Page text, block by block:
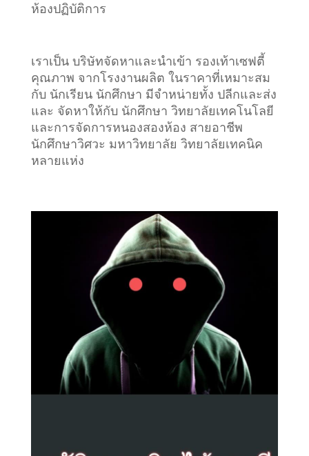
ห้องปฏิบัติการ
เราเป็น บริษัทจัดหาและนำเข้า รองเท้าเซฟตี้
คุณภาพ จากโรงงานผลิต ในราคาที่เหมาะสม
กับ นักเรียน นักศึกษา มีจำหน่ายทั้ง ปลีกและส่ง
และ จัดหาให้กับ นักศึกษา วิทยาลัยเทคโนโลยี
และการจัดการหนองสองห้อง สายอาชีพ
นักศึกษาวิศวะ มหาวิทยาลัย วิทยาลัยเทคนิค
หลายแห่ง